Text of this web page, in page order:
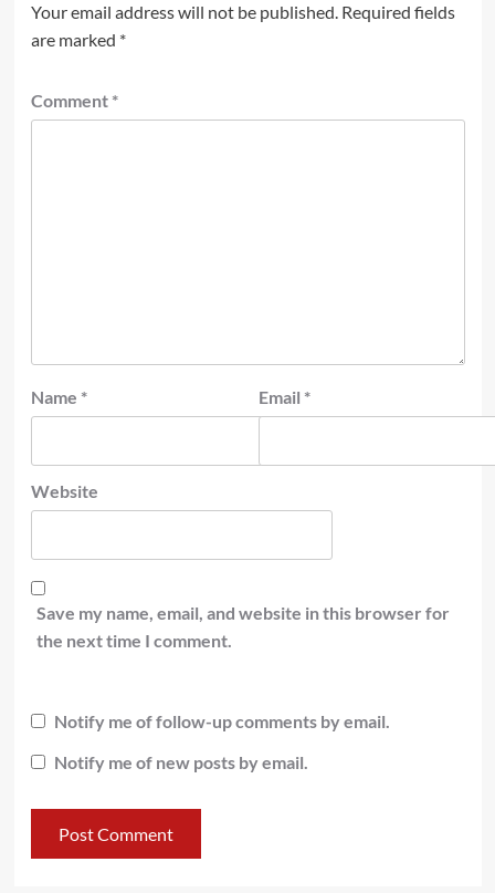
Your email address will not be published. Required fields
are marked *
Comment *
Name * Email *
Website
Save my name, email, and website in this browser for
the next time I comment.
Notify me of follow-up comments by email.
Notify me of new posts by email.